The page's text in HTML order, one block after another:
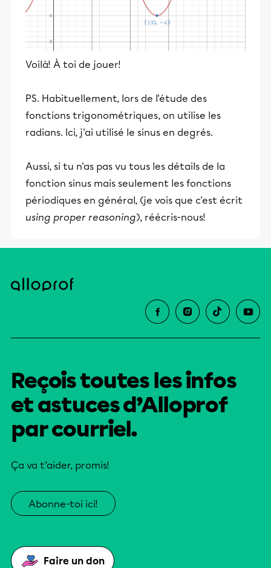
Voilà! À toi de jouer!
PS. Habituellement, lors de l'étude des
fonctions trigonométriques, on utilise les
radians. Ici, j'ai utilisé le sinus en degrés.
Aussi, si tu n'as pas vu tous les détails de la
fonction sinus mais seulement les fonctions
périodiques en général, (je vois que c'est écrit
using proper reasoning), réécris-nous!
Reçois toutes les infos
et astuces d’Alloprof
par courriel.
Ça va t’aider, promis!
Abonne-toi ici!
Faire un don